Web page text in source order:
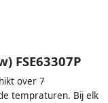
FSE63307P
over 7
tempraturen. Bij elk